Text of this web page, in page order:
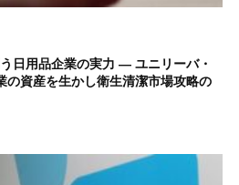
日用品企業の実力 ― ユニリーバ・
資産を生かし衛生清潔市場攻略の